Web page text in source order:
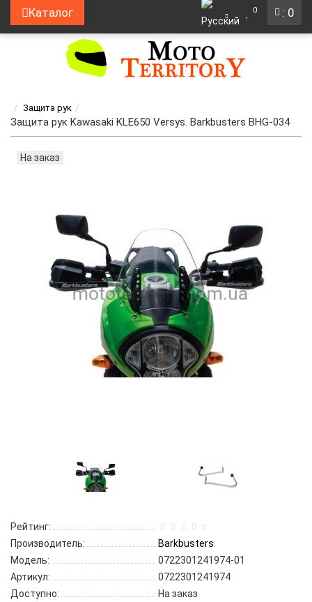
: 0
Каталог 0
Защита рук
Защита рук Kawasaki KLE650 Versys. Barkbusters BHG-034
На заказ
Рейтинг:
Производитель:
Barkbusters
Модель:
0722301241974-01
Артикул:
0722301241974
Доступно:
На заказ